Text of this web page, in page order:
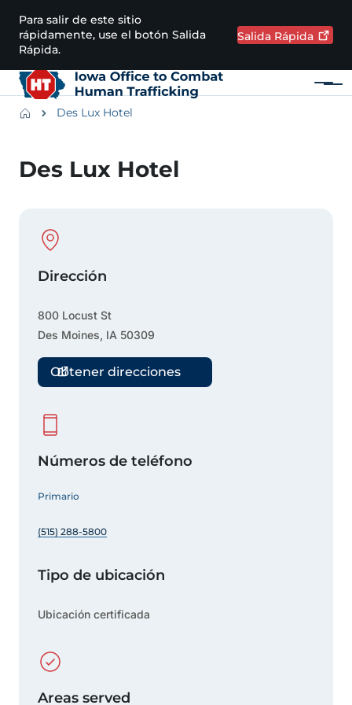
Pasar al contenido principal
Para salir de este sitio
rápidamente, use el botón Salida
Rápida.
Salida Rápida
Menú
BreadcrumbsDes Lux Hotel
Des Lux Hotel
Physical Location
Dirección
800 Locust St
Des Moines, IA 50309
Obtener direcciones
Números de teléfono
Primario
(515) 288-5800
Tipo de ubicación
Ubicación certificada
Areas served